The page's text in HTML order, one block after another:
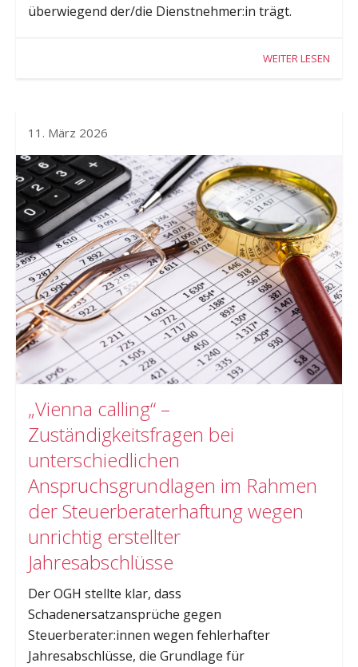
überwiegend der/die Dienstnehmer:in trägt.
WEITER LESEN
11. März 2026
„Vienna calling“ –
Zuständigkeitsfragen bei
unterschiedlichen
Anspruchsgrundlagen im Rahmen
der Steuerberaterhaftung wegen
unrichtig erstellter
Jahresabschlüsse
Der OGH stellte klar, dass
Schadenersatzansprüche gegen
Steuerberater:innen wegen fehlerhafter
Jahresabschlüsse, die Grundlage für